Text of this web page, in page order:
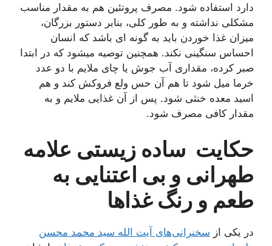
دارد استفاده شود. مصرف پروتئین هم به مقدار مناسب
مشکلی نداشته و به طور کلی، بنابر دستور بزرگان،
میزان غذا خوردن باید به گونه ای باشد که انسان
احساس سنگینی نکند. همچنین توصیه میشود که در ابتدا
صبر کرده، مقداری آب جوش یا چای ملایم با دو عدد
خرما میل شود تا هم آن حس ولع فروکش کند و هم
اسید معده خنثی شود. پس از آن غذایی ملایم و به
مقدار کافی مصرف شود.
حکایت ساده زیستی علامه
طهرانی و بی اعتنایی به
طعم و رنگ غذاها
در یکی از سخنرانی‌های آیت الله سید محمد محسن